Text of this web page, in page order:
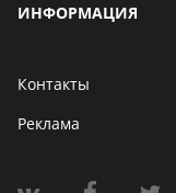
ИНФОРМАЦИЯ
Контакты
Реклама